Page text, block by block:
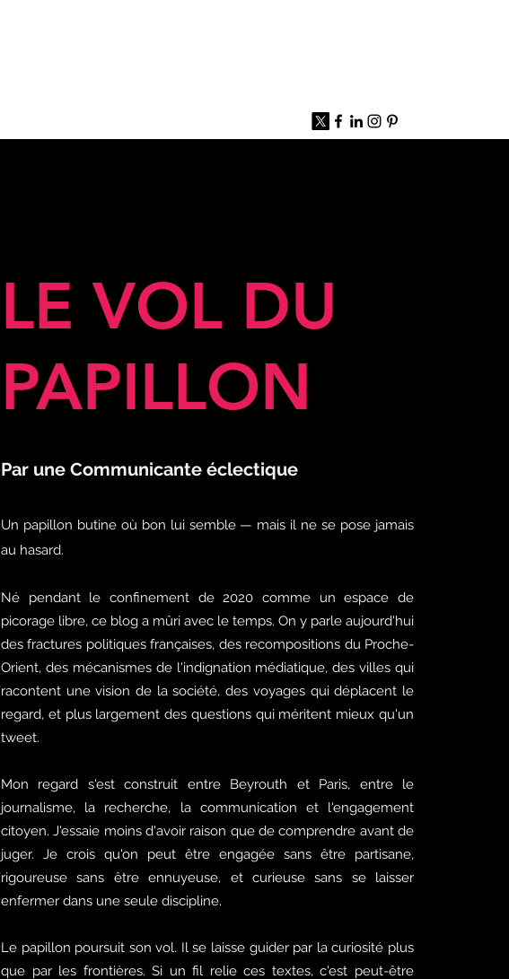
LE VOL DU
PAPILLON
Par une Communicante éclectique
Un papillon butine où bon lui semble — mais il ne se pose jamais
au hasard.
Né pendant le confinement de 2020 comme un espace de
picorage libre, ce blog a mûri avec le temps. On y parle aujourd'hui
des fractures politiques françaises, des recompositions du Proche-
Orient, des mécanismes de l'indignation médiatique, des villes qui
racontent une vision de la société, des voyages qui déplacent le
regard, et plus largement des questions qui méritent mieux qu'un
tweet.
Mon regard s'est construit entre Beyrouth et Paris, entre le
journalisme, la recherche, la communication et l'engagement
citoyen. J'essaie moins d'avoir raison que de comprendre avant de
juger. Je crois qu'on peut être engagée sans être partisane,
rigoureuse sans être ennuyeuse, et curieuse sans se laisser
enfermer dans une seule discipline.
Le papillon poursuit son vol. Il se laisse guider par la curiosité plus
que par les frontières. Si un fil relie ces textes, c'est peut-être